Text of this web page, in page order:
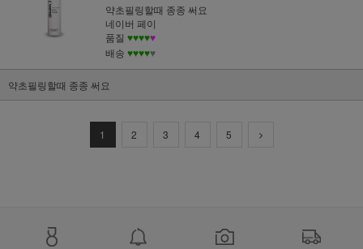
약초필링할때 종종 써요
네이버 페이
품질 ♥♥♥♥♥
배송 ♥♥♥♥♥
약초필링할때 종종 써요
1 2 3 4 5